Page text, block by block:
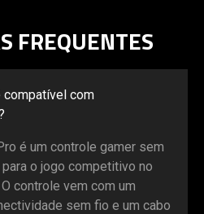
FREQUENTES
compatível com
é um controle gamer sem
o jogo competitivo no
controle vem com um
sem fio e um cabo